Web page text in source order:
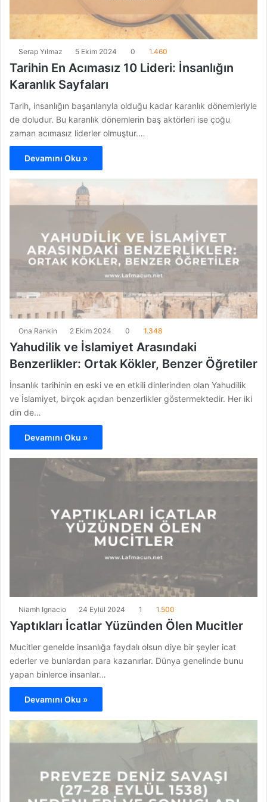
Serap Yılmaz 5 Ekim 2024 0 1.460
Tarihin En Acımasız 10 Lideri: İnsanlığın
Karanlık Sayfaları
Tarih, insanlığın başarılarıyla olduğu kadar karanlık dönemleriyle
de doludur. Bu karanlık dönemlerin baş aktörleri ise çoğu
zaman acımasız liderler olmuştur.…
Devamını Oku »
Ona Rankin 2 Ekim 2024 0 1.348
Yahudilik ve İslamiyet Arasındaki
Benzerlikler: Ortak Kökler, Benzer Öğretiler
İnsanlık tarihinin en eski ve en etkili dinlerinden olan Yahudilik
ve İslamiyet, birçok açıdan benzerlikler göstermektedir. Her iki
din de…
Devamını Oku »
Niamh Ignacio 24 Eylül 2024 1 1.500
Yaptıkları İcatlar Yüzünden Ölen Mucitler
Mucitler genelde insanlığa faydalı olsun diye bir şeyler icat
ederler ve bunlardan para kazanırlar. Dünya genelinde bunu
yapan binlerce insanlar…
Devamını Oku »